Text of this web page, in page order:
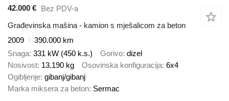
42.000 €
Bez PDV-a
Građevinska mašina - kamion s mješalicom za beton
2009
390.000 km
Snaga 331 kW (450 k.s.) Gorivo dizel
Nosivost 13.190 kg Osovinska konfiguracija 6x4
Ogibljenje gibanj/gibanj
Marka miksera za beton Sermac